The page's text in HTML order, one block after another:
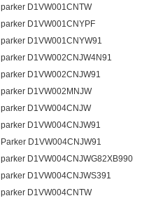
parker D1VW001CNTW
parker D1VW001CNYPF
parker D1VW001CNYW91
parker D1VW002CNJW4N91
parker D1VW002CNJW91
parker D1VW002MNJW
parker D1VW004CNJW
parker D1VW004CNJW91
Parker D1VW004CNJW91
parker D1VW004CNJWG82XB990
parker D1VW004CNJWS391
parker D1VW004CNTW